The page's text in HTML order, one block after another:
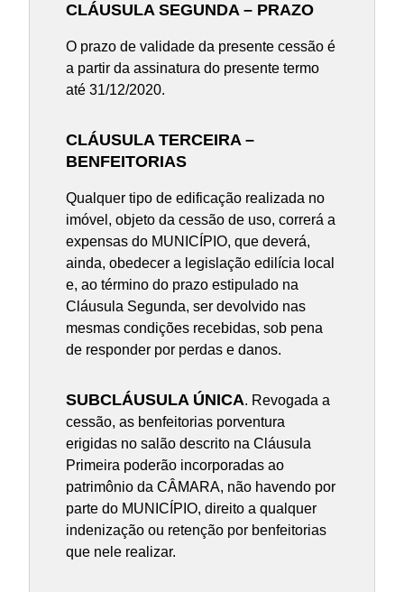
CLÁUSULA SEGUNDA – PRAZO
O prazo de validade da presente cessão é
a partir da assinatura do presente termo
até 31/12/2020.
CLÁUSULA TERCEIRA –
BENFEITORIAS
Qualquer tipo de edificação realizada no
imóvel, objeto da cessão de uso, correrá a
expensas do MUNICÍPIO, que deverá,
ainda, obedecer a legislação edilícia local
e, ao término do prazo estipulado na
Cláusula Segunda, ser devolvido nas
mesmas condições recebidas, sob pena
de responder por perdas e danos.
SUBCLÁUSULA ÚNICA. Revogada a
cessão, as benfeitorias porventura
erigidas no salão descrito na Cláusula
Primeira poderão incorporadas ao
patrimônio da CÂMARA, não havendo por
parte do MUNICÍPIO, direito a qualquer
indenização ou retenção por benfeitorias
que nele realizar.